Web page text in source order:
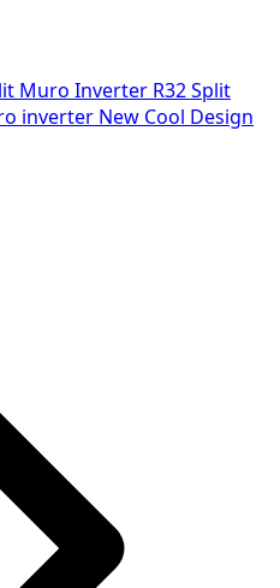
Muro Inverter R32Split
inverter New Cool Design